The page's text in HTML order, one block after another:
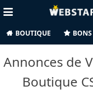
BOUTIQUE
Annonces de
Boutique